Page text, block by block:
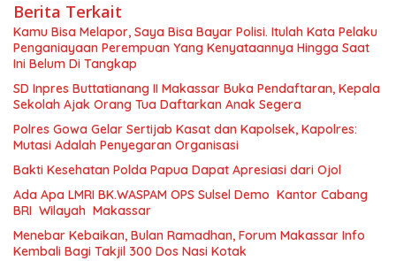
Berita Terkait
Kamu Bisa Melapor, Saya Bisa Bayar Polisi. Itulah Kata Pelaku
Penganiayaan Perempuan Yang Kenyataannya Hingga Saat
Ini Belum Di Tangkap
SD Inpres Buttatianang II Makassar Buka Pendaftaran, Kepala
Sekolah Ajak Orang Tua Daftarkan Anak Segera
Polres Gowa Gelar Sertijab Kasat dan Kapolsek, Kapolres:
Mutasi Adalah Penyegaran Organisasi
Bakti Kesehatan Polda Papua Dapat Apresiasi dari Ojol
Ada Apa LMRI BK.WASPAM OPS Sulsel Demo Kantor Cabang
BRI Wilayah Makassar
Menebar Kebaikan, Bulan Ramadhan, Forum Makassar Info
Kembali Bagi Takjil 300 Dos Nasi Kotak